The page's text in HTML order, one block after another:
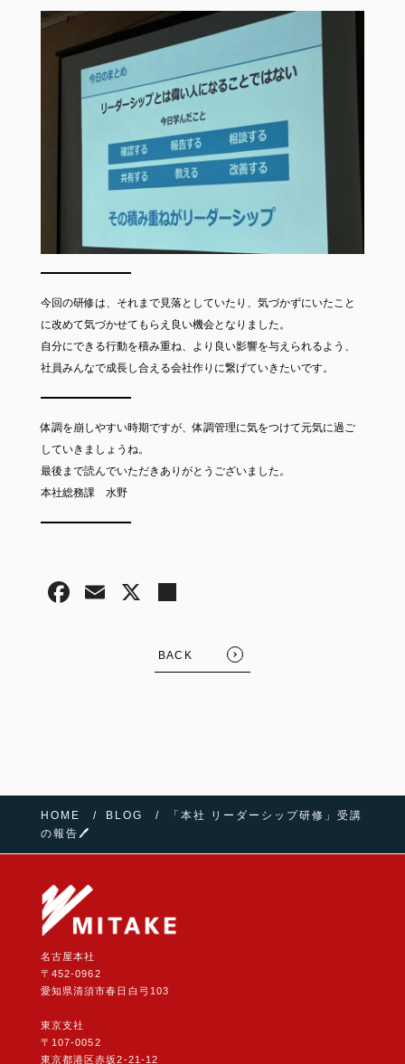
今回の研修は、それまで見落としていたり、気づかずにいたこと
に改めて気づかせてもらえ良い機会となりました。
自分にできる行動を積み重ね、より良い影響を与えられるよう、
社員みんなで成長し合える会社作りに繋げていきたいです。
体調を崩しやすい時期ですが、体調管理に気をつけて元気に過ご
していきましょうね。
最後まで読んでいただきありがとうございました。
本社総務課 水野
BACK
HOME BLOG
「本社 リーダーシップ研修」受講
の報告🖊
名古屋本社
〒452-0962
愛知県清須市春日白弓103
東京支社
〒107-0052
東京都港区赤坂2-21-12